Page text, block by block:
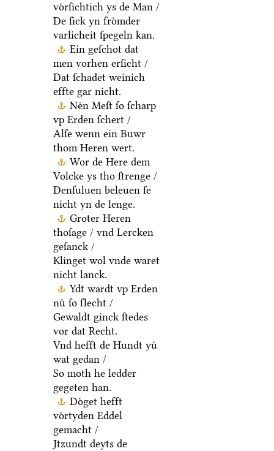
voͤrſichtich ys de Man /
De ſick yn froͤmder
varlicheit ſpegeln kan.
Ein geſchot dat
men vorhen erſicht /
Dat ſchadet weinich
effte gar nicht.
Neͤn Meſt ſo ſcharp
vp Erden ſchert /
Alſe wenn ein Buwr
thom Heren wert.
Wor de Here dem
Volcke ys tho ſtrenge /
Denſuluen beleuen ſe
nicht yn de lenge.
Groter Heren
thoſage / vnd Lercken
geſanck /
Klinget wol vnde waret
nicht lanck.
Ydt wardt vp Erden
nuͤ ſo ſlecht /
Gewaldt ginck ſtedes
vor dat Recht.
Vnd hefft de Hundt yuͤ
wat gedan /
So moth he ledder
gegeten han.
Doͤget hefft
voͤrtyden Eddel
gemacht /
Jtzundt deyts de